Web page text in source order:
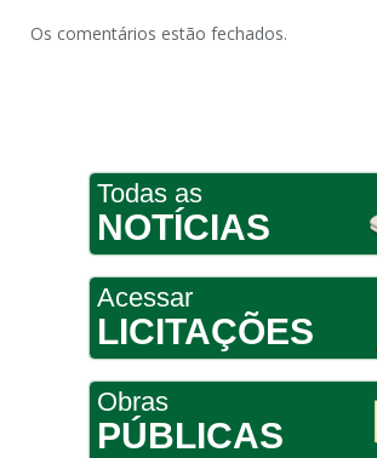
Os comentários estão fechados.
Todas as
NOTÍCIAS
Acessar
LICITAÇÕES
Obras
PÚBLICAS